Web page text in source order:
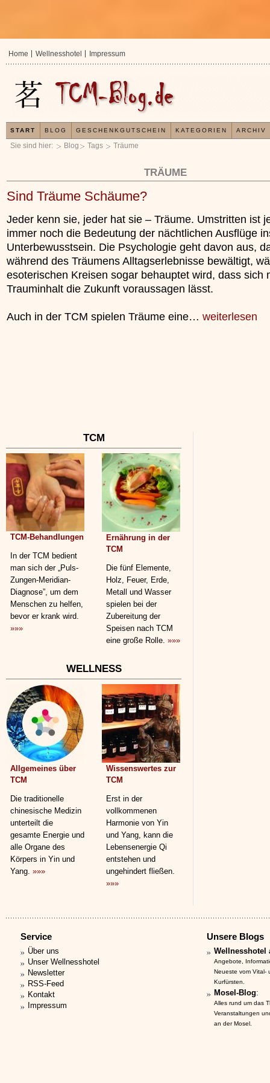
Sie sind hier: Blog Tags Träume
TRÄUME
Sind Träume Schäume?
Jeder kenn sie, jeder hat sie – Träume. Umstritten ist
immer noch die Bedeutung der nächtlichen Ausflüge
Unterbewusstsein. Die Psychologie geht davon aus,
während des Träumens Alltagserlebnisse bewältigt,
esoterischen Kreisen sogar behauptet wird, dass sich
Trauminhalt die Zukunft voraussagen lässt.
Auch in der TCM spielen Träume eine… weiterlesen
TCM
TCM-Behandlungen
In der TCM bedient
man sich der „Puls-
Zungen-Meridian-
Diagnose”, um dem
Menschen zu helfen,
bevor er krank wird.
»»»
Ernährung in der
TCM
Die fünf Elemente,
Holz, Feuer, Erde,
Metall und Wasser
spielen bei der
Zubereitung der
Speisen nach TCM
eine große Rolle. »»»
WELLNESS
Allgemeines über
TCM
Die traditionelle
chinesische Medizin
unterteilt die
gesamte Energie und
alle Organe des
Körpers in Yin und
Yang. »»»
Wissenswertes zur
TCM
Erst in der
vollkommenen
Harmonie von Yin
und Yang, kann die
Lebensenergie Qi
entstehen und
ungehindert fließen.
»»»
In der TCM sind Experten der Meinung,
Organismus einem wiederkehrenden
unterliegt.
»»»
Home Wellnesshotel Impressum
START BLOG GESCHENKGUTSCHEIN KATEGORIEN ARCHIV
Service
Über uns
Unser Wellnesshotel
Newsletter
RSS-Feed
Kontakt
Impressum
Unsere Blogs
Wellnesshotel
Angebote,
Neueste vom Vital-
Kurfürsten.
Mosel-Blog:
Alles rund um das
Veranstaltungen
an der Mosel.